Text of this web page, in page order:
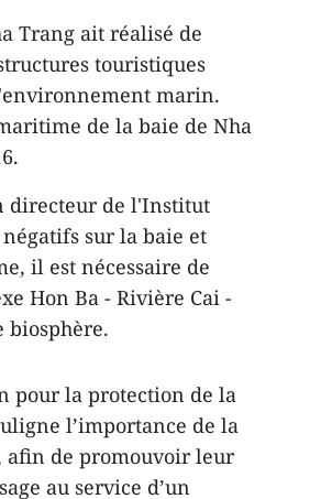
Trang ait réalisé de
touristiques
marin.
de la baie de Nha
directeur de l'Institut
sur la baie et
il est nécessaire de
Hon Ba - Rivière Cai -
biosphère.
pour la protection de la
l’importance de la
afin de promouvoir leur
au service d’un